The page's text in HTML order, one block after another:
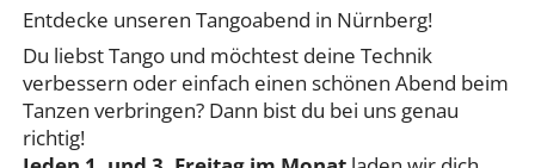
Entdecke unseren Tangoabend in Nürnberg!
Du liebst Tango und möchtest deine Technik
verbessern oder einfach einen schönen Abend beim
Tanzen verbringen? Dann bist du bei uns genau
richtig!